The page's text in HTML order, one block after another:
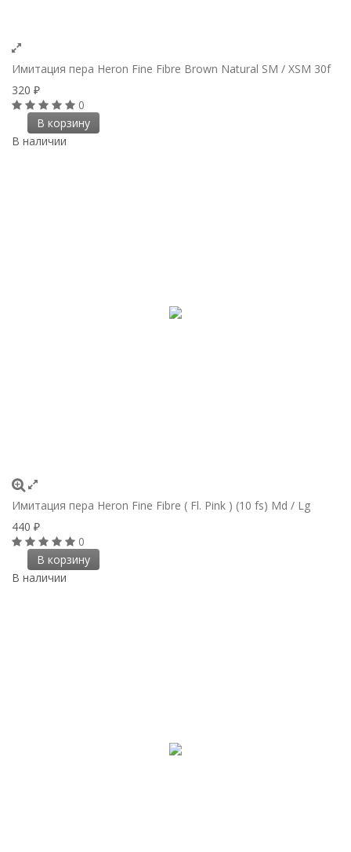
Имитация пера Heron Fine Fibre Brown Natural SM / XSM 30f
320 ₽
0
В корзину
В наличии
Имитация пера Heron Fine Fibre ( Fl. Pink ) (10 fs) Md / Lg
440 ₽
0
В корзину
В наличии